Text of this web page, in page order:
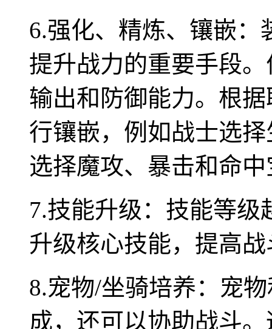
6.强化、精炼、镶嵌
提升战力的重要手段
输出和防御能力。根
行镶嵌，例如战士选
选择魔攻、暴击和命
7.技能升级：技能等
升级核心技能，提高
8.宠物/坐骑培养：宠
成，还可以协助战斗